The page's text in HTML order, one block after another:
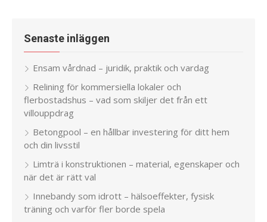
Senaste inläggen
Ensam vårdnad – juridik, praktik och vardag
Relining för kommersiella lokaler och
flerbostadshus – vad som skiljer det från ett
villouppdrag
Betongpool – en hållbar investering för ditt hem
och din livsstil
Limträ i konstruktionen – material, egenskaper och
när det är rätt val
Innebandy som idrott – hälsoeffekter, fysisk
träning och varför fler borde spela